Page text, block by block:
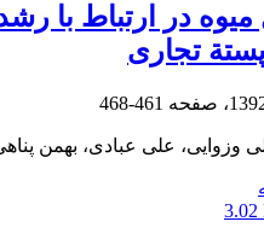
میوه در ارتباط با
تجاری
461-468
وزوایی، علی عبادی، بهمن
3.02